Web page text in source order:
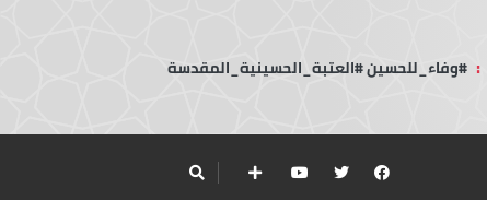
: #وفاء_للحسين #العتبة_الحسينية_المقدسة